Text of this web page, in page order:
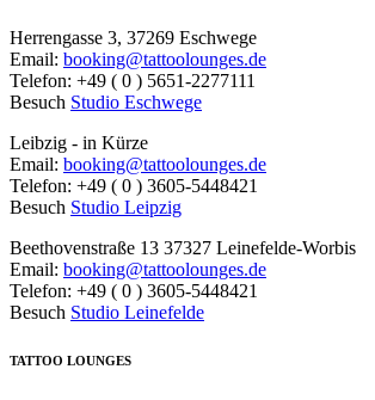
Herrengasse 3, 37269 Eschwege
Email: booking@tattoolounges.de
Telefon: +49 ( 0 ) 5651-2277111
Besuch Studio Eschwege
Leibzig - in Kürze
Email: booking@tattoolounges.de
Telefon: +49 ( 0 ) 3605-5448421
Besuch Studio Leipzig
Beethovenstraße 13 37327 Leinefelde-Worbis
Email: booking@tattoolounges.de
Telefon: +49 ( 0 ) 3605-5448421
Besuch Studio Leinefelde
TATTOO LOUNGES